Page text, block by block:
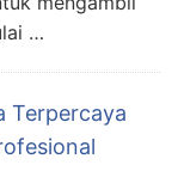
…
Terpercaya